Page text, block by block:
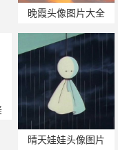
晚霞头像图片大全
晴天娃娃头像图片